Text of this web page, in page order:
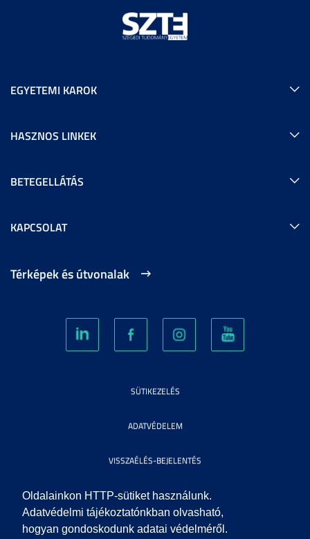
Oldalainkon HTTP-sütiket használunk.
Adatvédelmi tájékoztatónkban olvasható,
hogyan gondoskodunk adatai védelméről.
EGYETEMI KAROK
HASZNOS LINKEK
BETEGELLÁTÁS
KAPCSOLAT
Térképek és útvonalak
SÜTIKEZELÉS
ADATVÉDELEM
VISSZAÉLÉS-BEJELENTÉS
KÖZÉRDEKŰ ADATOK
IMPRESSZUM